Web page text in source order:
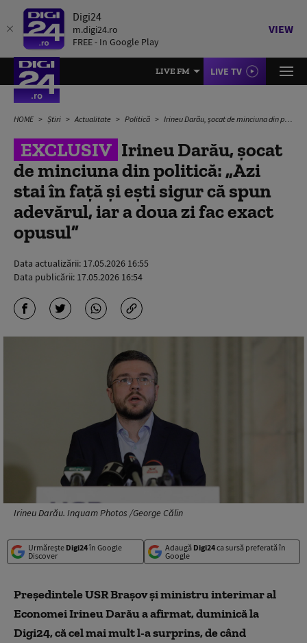
Digi24
m.digi24.ro
FREE - In Google Play
VIEW
LIVE FM LIVE TV
HOME Știri Actualitate Politică Irineu Darău, șocat de minciuna din politică: „Azi stai în față și ești sigur că spun adevărul, iar a doua zi fac exact opusul”
EXCLUSIV Irineu Darău, șocat
de minciuna din politică: „Azi
stai în față și ești sigur că spun
adevărul, iar a doua zi fac exact
opusul”
Data actualizării: 17.05.2026 16:55
Data publicării: 17.05.2026 16:54
Irineu Darău. Inquam Photos /George Călin
Urmărește Digi24în Google
Discover
Adaugă Digi24ca sursă preferată în
Google
Președintele USR Brașov și ministru interimar al
Economei Irineu Darău a afirmat, duminică la
Digi24, că cel mai mult l-a surprins, de când